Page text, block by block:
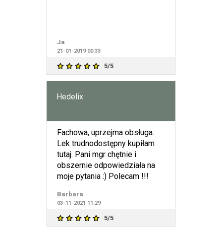
Ja
21-01-2019 00:33
5/5
Hedelix
Fachowa, uprzejma obsługa.
Lek trudnodostępny kupiłam
tutaj. Pani mgr chętnie i
obszernie odpowiedziała na
moje pytania :) Polecam !!!
Barbara
03-11-2021 11:29
5/5